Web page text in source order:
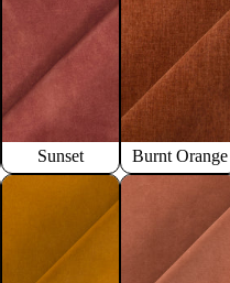
Sunset Burnt Orange